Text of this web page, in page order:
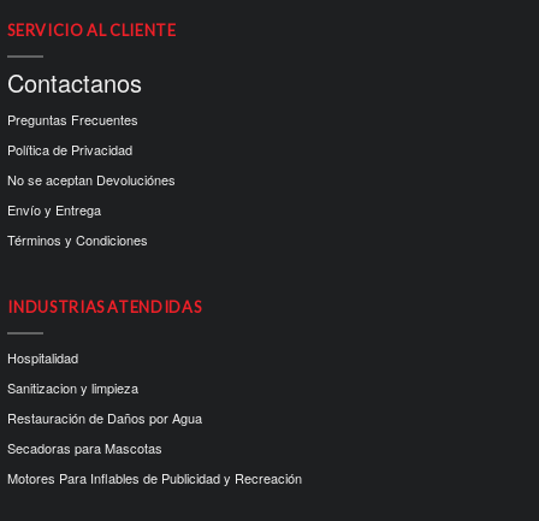
SERVICIO AL CLIENTE
Contactanos
Preguntas Frecuentes
Política de Privacidad
No se aceptan Devoluciónes
Envío y Entrega
Términos y Condiciones
INDUSTRIAS ATENDIDAS
Hospitalidad
Sanitizacion y limpieza
Restauración de Daños por Agua
Secadoras para Mascotas
Motores Para Inflables de Publicidad y Recreación